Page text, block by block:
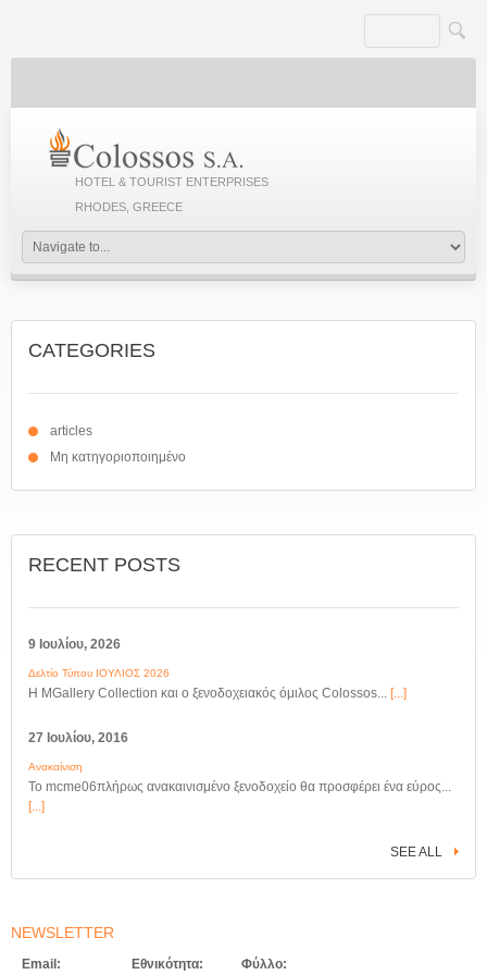
HOTEL & TOURIST ENTERPRISES
RHODES, GREECE
CATEGORIES
articles
Μη κατηγοριοποιημένο
RECENT POSTS
9 Ιουλίου, 2026
Δελτίο Τύπου ΙΟΥΛΙΟΣ 2026
Η MGallery Collection και ο ξενοδοχειακός όμιλος Colossos... [...]
27 Ιουλίου, 2016
Ανακαίνιση
Το mcme06πλήρως ανακαινισμένο ξενοδοχείο θα προσφέρει ένα εύρος...
[...]
SEE ALL
NEWSLETTER
Email: Εθνικότητα: Φύλλο: